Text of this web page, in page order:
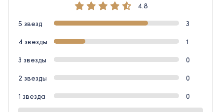
4.8
5 звезд
3
4 звезды
1
3 звезды
0
2 звезды
0
1 звезда
0